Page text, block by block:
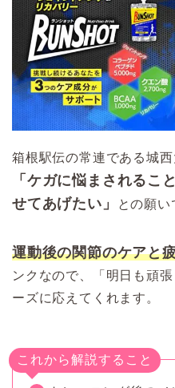
箱根駅伝の常連である城
「ケガに悩まされるこ
せてあげたい」
との願い
運動後の関節のケアと
ンクなので、「明日も頑
ーズに応えてくれます。
これから解説すること